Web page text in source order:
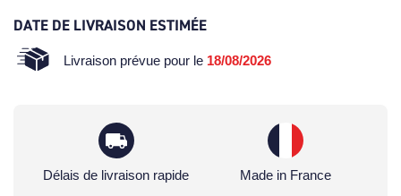
DATE DE LIVRAISON ESTIMÉE
Livraison prévue pour le 18/08/2026
Délais de livraison rapide Made in France